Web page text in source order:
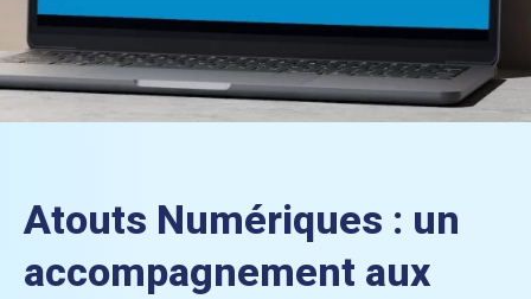
Atouts Numériques : un
accompagnement aux